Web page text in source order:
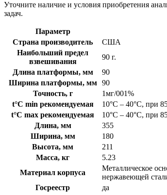
Уточните наличие и условия приобретения
задач.
Параметр
Страна производитель
США
Наибольший предел
взвешивания
90 г.
Длина платформы, мм
90
Ширина платформы, мм
90
Точность, г
1мг/001%
t°C min рекомендуемая
10°C – 40°C, при
t°C max рекомендуемая
10°C – 40°C, при
Длина, мм
355
Ширина, мм
180
Высота, мм
211
Масса, кг
5.23
Материал корпуса
Металлическое
нержавеющей
Госреестр
да